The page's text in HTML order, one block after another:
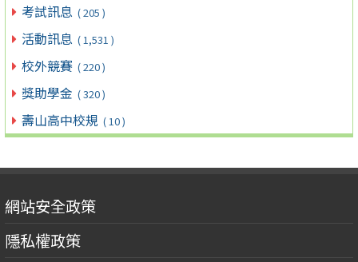
考試訊息 ( 205 )
活動訊息 ( 1,531 )
校外競賽 ( 220 )
獎助學金 ( 320 )
壽山高中校規 ( 10 )
網站安全政策
隱私權政策